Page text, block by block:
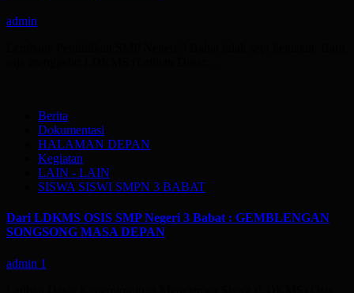
admin
Berita
Dokumentasi
HALAMAN DEPAN
Kegiatan
LAIN - LAIN
SISWA SISWI SMPN 3 BABAT
Dari LDKMS OSIS SMP Negeri 3 Babat : GEMBLENGAN
SONGSONG MASA DEPAN
admin 1